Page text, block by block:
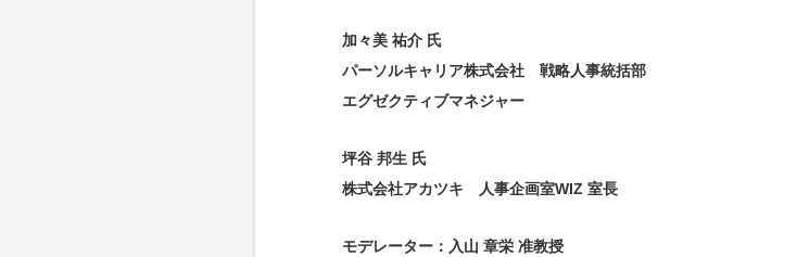
加々美 祐介 氏
パーソルキャリア株式会社 戦略人事統括部
エグゼクティブマネジャー
坪谷 邦生 氏
株式会社アカツキ 人事企画室WIZ 室長
モデレーター：入山 章栄 准教授